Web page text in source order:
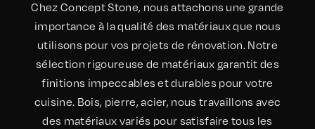
Chez Concept Stone, nous attachons une grande
importance à la qualité des matériaux que nous
utilisons pour vos projets de rénovation. Notre
sélection rigoureuse de matériaux garantit des
finitions impeccables et durables pour votre
cuisine. Bois, pierre, acier, nous travaillons avec
des matériaux variés pour satisfaire tous les